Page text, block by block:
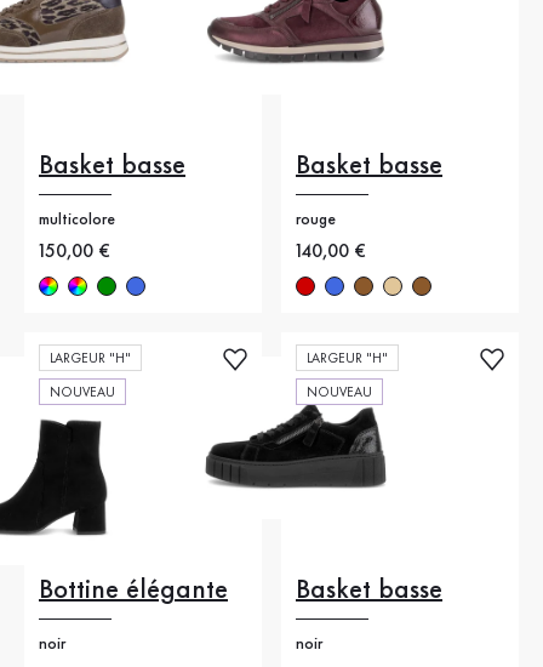
Basket basse
multicolore
Nouveau prix
150,00 €
Basket basse
rouge
Nouveau prix
140,00 €
LARGEUR "H"
NOUVEAU
Bottine élégante
noir
LARGEUR "H"
NOUVEAU
Basket basse
noir